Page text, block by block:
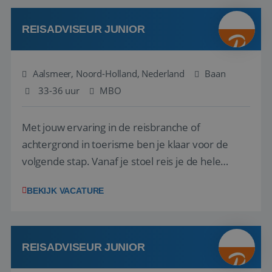
werken: of het nu gaat om vragen ...
REISADVISEUR JUNIOR
Aalsmeer, Noord-Holland, Nederland
Baan
33-36 uur
MBO
Met jouw ervaring in de reisbranche of
achtergrond in toerisme ben je klaar voor de
volgende stap. Vanaf je stoel reis je de hele
wensen van je team, je klant en wat er in de
klanten te overtuigen om die droomreis te
boeken! ...
BEKIJK VACATURE
REISADVISEUR JUNIOR